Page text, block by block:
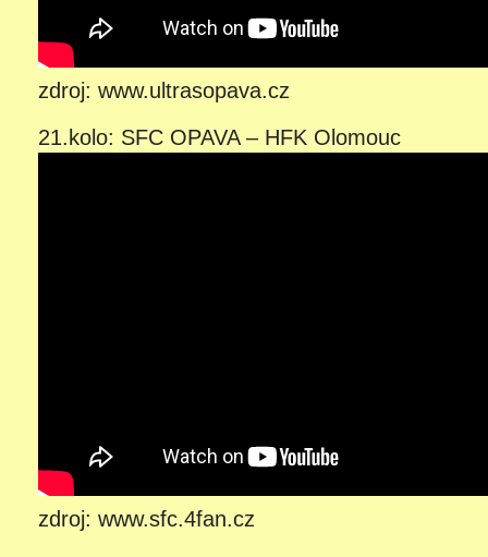
zdroj: www.ultrasopava.cz
21.kolo: SFC OPAVA – HFK Olomouc
zdroj: www.sfc.4fan.cz